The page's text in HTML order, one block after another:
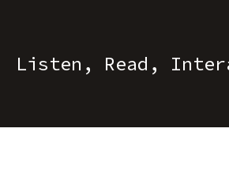
Listen, Read,